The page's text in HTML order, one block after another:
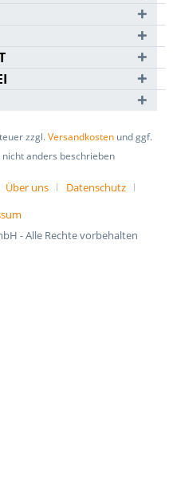
zzgl.Versandkosten und ggf.
anders beschrieben
Über uns
Datenschutz
- Alle Rechte vorbehalten